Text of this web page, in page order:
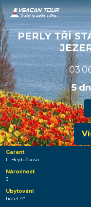
PERLY TŘÍ
5
Garant
L. Hejdušková
Náročnost
3
Ubytování
hotel 4*